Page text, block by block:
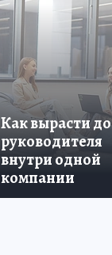
Как вырасти до
руководителя
внутри одной
компании